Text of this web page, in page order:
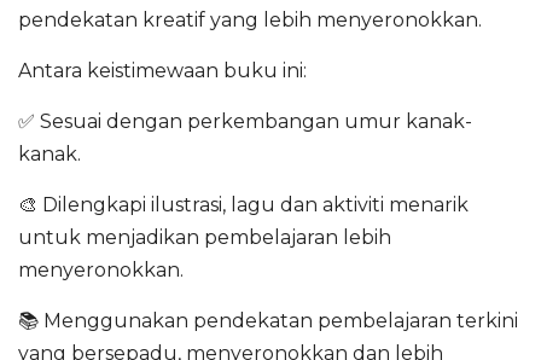
pendekatan kreatif yang lebih menyeronokkan.
Antara keistimewaan buku ini:
✅ Sesuai dengan perkembangan umur kanak-
kanak.
🎨 Dilengkapi ilustrasi, lagu dan aktiviti menarik
untuk menjadikan pembelajaran lebih
menyeronokkan.
📚 Menggunakan pendekatan pembelajaran terkini
yang bersepadu, menyeronokkan dan lebih